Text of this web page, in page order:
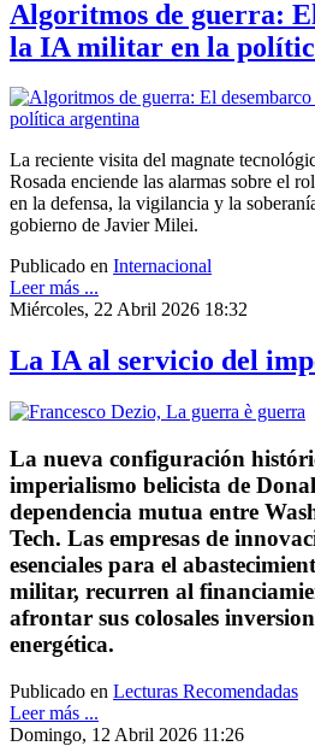
Algoritmos de guerra:
la IA militar en la
La reciente visita del magnate
Rosada enciende las alarmas sobre el
en la defensa, la vigilancia y la
gobierno de Javier Milei.
Publicado en Internacional
Leer más ...
Miércoles, 22 Abril 2026 18:32
La IA al servicio del
La nueva configuración
imperialismo belicista de
dependencia mutua entre
Tech. Las empresas de
esenciales para el
militar, recurren al
afrontar sus colosales
energética.
Publicado en Lecturas Recomendadas
Leer más ...
Domingo, 12 Abril 2026 11:26